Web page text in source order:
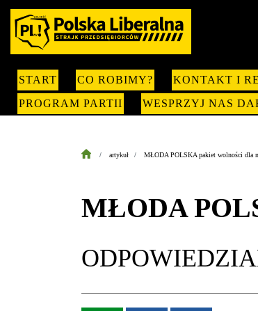
START CO ROBIMY?
KONTAKT I
PROGRAM PARTII
WESPRZYJ NAS
artykuł MŁODA POLSKA pakiet wolności dla
MŁODA